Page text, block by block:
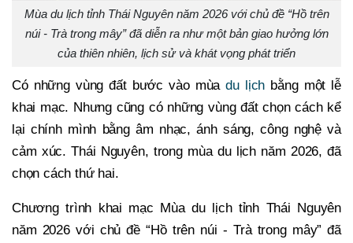
Mùa du lịch tỉnh Thái Nguyên năm 2026 với chủ đề “Hồ trên
núi - Trà trong mây” đã diễn ra như một bản giao hưởng lớn
của thiên nhiên, lịch sử và khát vọng phát triển
Có những vùng đất bước vào mùadu lịch bằng một lễ
khai mạc. Nhưng cũng có những vùng đất chọn cách kể
lại chính mình bằng âm nhạc, ánh sáng, công nghệ và
cảm xúc. Thái Nguyên, trong mùa du lịch năm 2026, đã
chọn cách thứ hai.
Chương trình khai mạc Mùa du lịch tỉnh Thái Nguyên
năm 2026 với chủ đề “Hồ trên núi - Trà trong mây” đã